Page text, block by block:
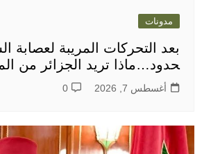
بعد التحركات المريبة لعصابة
حدود…ماذا تريد الجزائر من
أغسطس 7, 2026 0